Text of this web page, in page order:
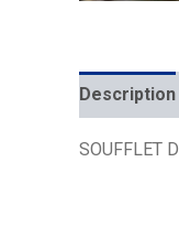
Description
SOUFFLET